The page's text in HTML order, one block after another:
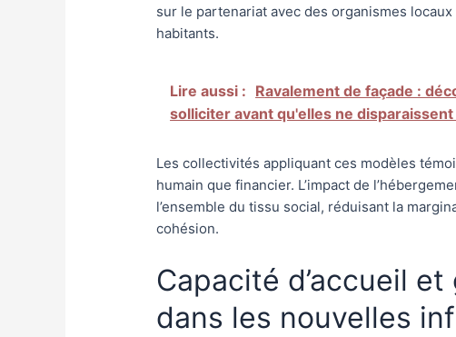
sur le partenariat avec des organismes
habitants.
Lire aussi : Ravalement de façade :
solliciter avant qu'elles ne disparaissent
Les collectivités appliquant ces modèles
humain que financier. L’impact de
l’ensemble du tissu social, réduisant la
cohésion.
Capacité d’accueil
dans les nouvelles